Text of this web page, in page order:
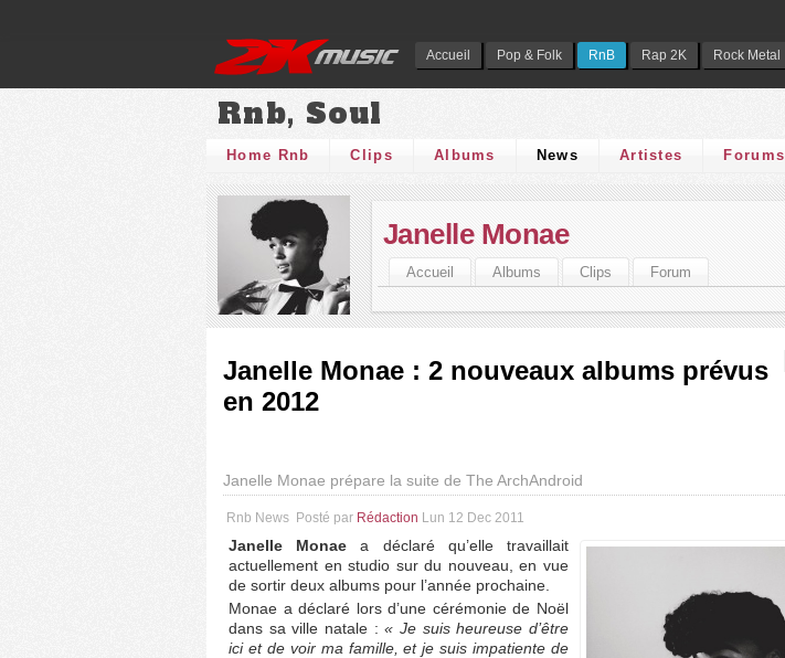
Accueil Pop & Folk RnB Rap 2K Rock Metal
Rnb, Soul
Home Rnb Clips Albums News Artistes Forums
Janelle Monae
Accueil Albums Clips Forum
Janelle Monae : 2 nouveaux albums prévus
en 2012
Janelle Monae prépare la suite de The ArchAndroid
Rnb News Posté par Rédaction Lun 12 Dec 2011
Janelle Monae a déclaré qu’elle travaillait
actuellement en studio sur du nouveau, en vue
de sortir deux albums pour l’année prochaine.
Monae a déclaré lors d’une cérémonie de Noël
dans sa ville natale :« Je suis heureuse d’être
ici et de voir ma famille, et je suis impatiente de